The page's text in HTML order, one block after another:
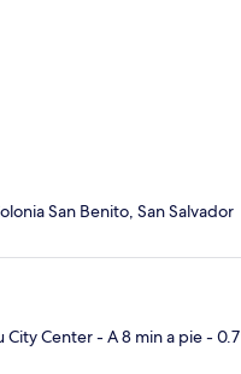
San Benito, San Salvador
City Center- A 8 min a pie- 0.7